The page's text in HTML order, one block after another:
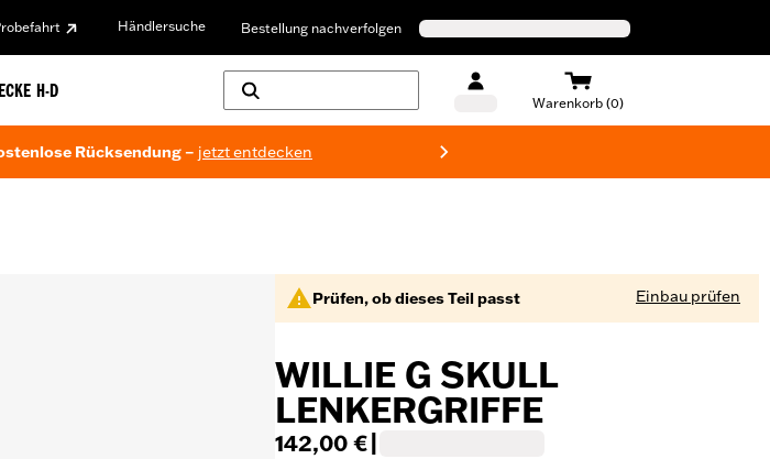
Händlersuche Bestellung nachverfolgen
H-D
Warenkorb (0)
Rücksendung – jetzt entdecken
Prüfen, ob dieses Teil passt Einbau prüfen
WILLIE G SKULL
LENKERGRIFFE
142,00 €